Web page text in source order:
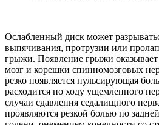
Ослабленный диск может
выпячивания, протрузии или
грыжи. Появление грыжи
мозг и корешки спинномозговых
резко появляется пульсирующая
расходится по ходу ущемленного
случаи сдавления седалищного
проявляются резкой болью по